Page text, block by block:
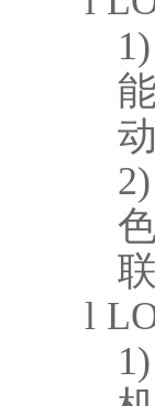
1)
2)
l
1)